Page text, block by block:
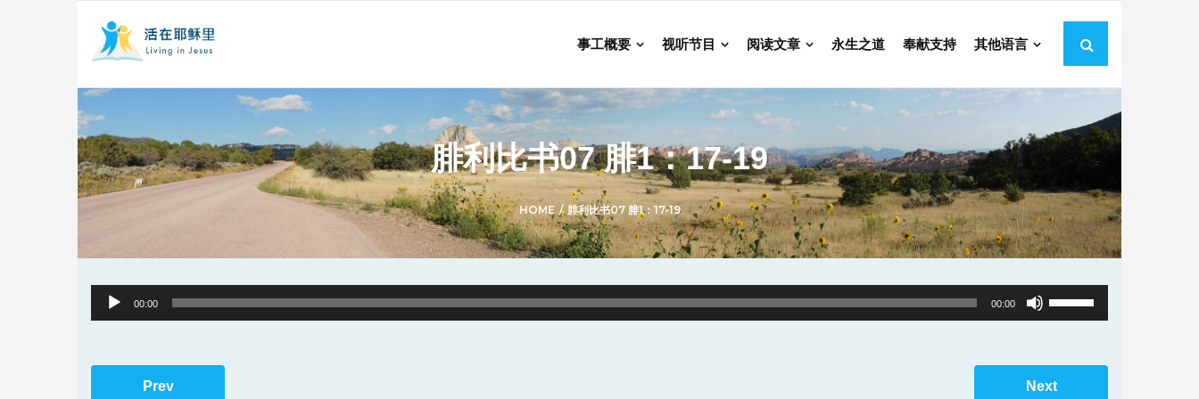
事工概要 视听节目 阅读文章 永生之道 奉献支持 其他语言
腓利比书07 腓1：17-19
HOME / 腓利比书07 腓1：17-19
Audio
Player
00:00 00:00
Use
Up/Down
to
Prev Next